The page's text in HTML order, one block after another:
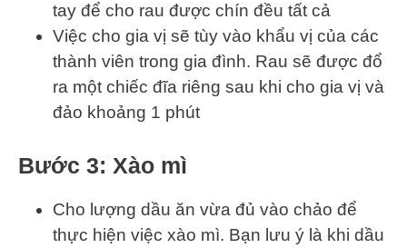
tay để cho rau được chín đều tất cả
Việc cho gia vị sẽ tùy vào khẩu vị của các
thành viên trong gia đình. Rau sẽ được đổ
ra một chiếc đĩa riêng sau khi cho gia vị và
đảo khoảng 1 phút
Bước 3: Xào mì
Cho lượng dầu ăn vừa đủ vào chảo để
thực hiện việc xào mì. Bạn lưu ý là khi dầu